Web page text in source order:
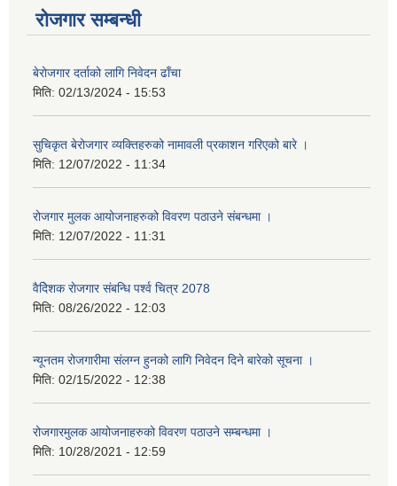
रोजगार सम्बन्धी
बेरोजगार दर्ताको लागि निवेदन ढाँचा
मिति: 02/13/2024 - 15:53
सुचिकृत बेरोजगार व्यक्तिहरुको नामावली प्रकाशन गरिएको बारे ।
मिति: 12/07/2022 - 11:34
रोजगार मुलक आयोजनाहरुको विवरण पठाउने संबन्धमा ।
मिति: 12/07/2022 - 11:31
वैदेिशक राेजगार संबन्धि पर्श्व चित्र 2078
मिति: 08/26/2022 - 12:03
न्यूनतम रोजगारीमा संलग्न हुनको लागि निवेदन दिने बारेको सूचना ।
मिति: 02/15/2022 - 12:38
रोजगारमुलक आयोजनाहरुको विवरण पठाउने सम्बन्धमा ।
मिति: 10/28/2021 - 12:59